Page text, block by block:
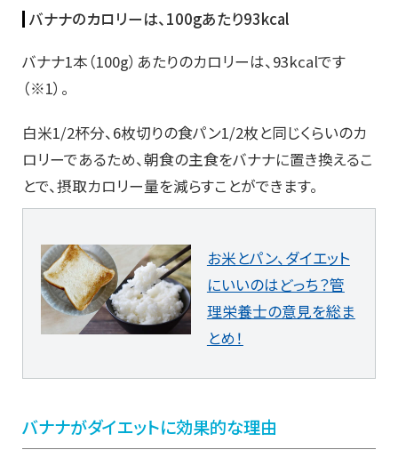
バナナのカロリーは、100gあたり93kcal
バナナ1本（100g）あたりのカロリーは、93kcalです
（※1）。
白米1/2杯分、6枚切りの食パン1/2枚と同じくらいのカ
ロリーであるため、朝食の主食をバナナに置き換えるこ
とで、摂取カロリー量を減らすことができます。
お米とパン、ダイエット
にいいのはどっち？管
理栄養士の意見を総ま
とめ！
バナナがダイエットに効果的な理由